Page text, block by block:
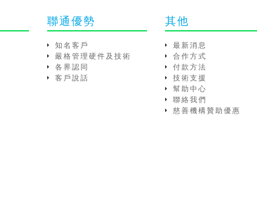
聯通優勢
知名客戶
嚴格管理硬件及技術
各界認同
客戶說話
其他
最新消息
合作方式
付款方法
技術支援
幫助中心
聯絡我們
慈善機構贊助優惠